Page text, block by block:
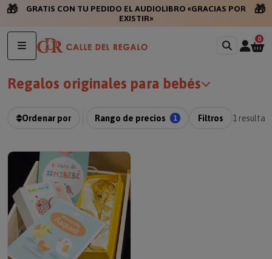
🎁
GRATIS CON TU PEDIDO EL AUDIOLIBRO «GRACIAS POR
EXISTIR»
🎁
0
Regalos originales para bebés
Ordenar por Rango de precios 1 Filtros 1